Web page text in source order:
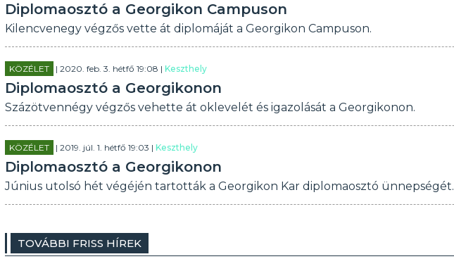
Diplomaosztó a Georgikon Campuson
Kilencvenegy végzős vette át diplomáját a Georgikon Campuson.
KÖZÉLET | 2020. feb. 3. hétfő 19:08 | Keszthely
Diplomaosztó a Georgikonon
Százötvennégy végzős vehette át oklevelét és igazolását a Georgikonon.
KÖZÉLET | 2019. júl. 1. hétfő 19:03 | Keszthely
Diplomaosztó a Georgikonon
Június utolsó hét végéjén tartották a Georgikon Kar diplomaosztó ünnepségét.
TOVÁBBI FRISS HÍREK